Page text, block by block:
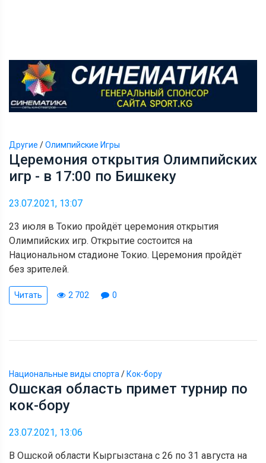
Другие /Олимпийские Игры
Церемония открытия Олимпийских
игр - в 17:00 по Бишкеку
23.07.2021, 13:07
23 июля в Токио пройдёт церемония открытия
Олимпийских игр. Открытие состоится на
Национальном стадионе Токио. Церемония пройдёт
без зрителей.
Читать 2 702 0
Национальные виды спорта / Кок-бору
Ошская область примет турнир по
кок-бору
23.07.2021, 13:06
В Ошской области Кыргызстана с 26 по 31 августа на